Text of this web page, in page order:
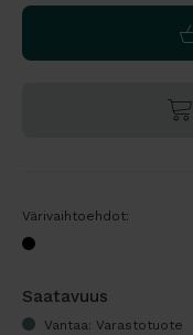
Värivaihtoehdot:
Saatavuus
Vantaa: Varastotuote